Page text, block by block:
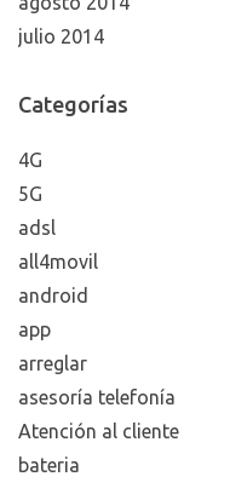
julio 2014
Categorías
4G
5G
adsl
all4movil
android
app
arreglar
asesoría telefonía
Atención al cliente
bateria